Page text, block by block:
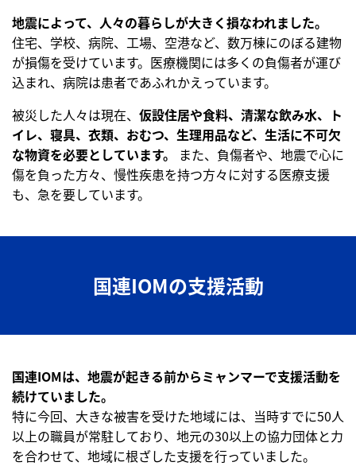
地震によって、人々の暮らしが大きく損なわれました。
住宅、学校、病院、工場、空港など、数万棟にのぼる建物
が損傷を受けています。医療機関には多くの負傷者が運び
込まれ、病院は患者であふれかえっています。
被災した人々は現在、 仮設住居や食料、清潔な飲み水、ト
イレ、寝具、衣類、おむつ、生理用品など、生活に不可欠
な物資を必要としています。
また、負傷者や、地震で心に
傷を負った方々、慢性疾患を持つ方々に対する医療支援
も、急を要しています。
国連IOMの支援活動
国連IOMは、地震が起きる前からミャンマーで支援活動を
続けていました。
特に今回、大きな被害を受けた地域には、当時すでに50人
以上の職員が常駐しており、地元の30以上の協力団体と力
を合わせて、地域に根ざした支援を行っていました。